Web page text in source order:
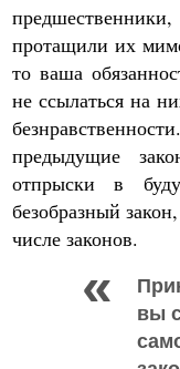
протащили их
то ваша
не ссылаться на
предыдущие
отпрыски в
безобразный
числе законов.
вы